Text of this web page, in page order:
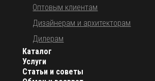
Каталог
Услуги
Статьи и советы
Оптовым клиентам
Дизайнерам и архитекторам
Дилерам